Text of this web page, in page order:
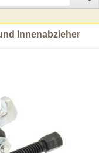
Innenabzieher